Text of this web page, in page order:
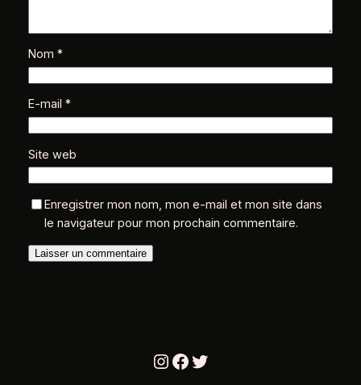
Nom *
E-mail *
Site web
Enregistrer mon nom, mon e-mail et mon site dans
le navigateur pour mon prochain commentaire.
Instagram
Facebook
Twitter